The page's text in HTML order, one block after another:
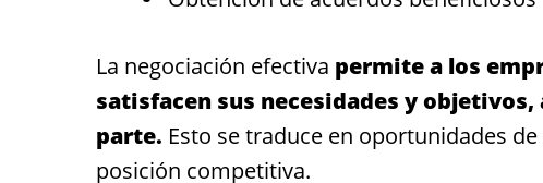
La negociación efectiva permite a los
satisfacen sus necesidades y
parte. Esto se traduce en oportunidades
posición competitiva.